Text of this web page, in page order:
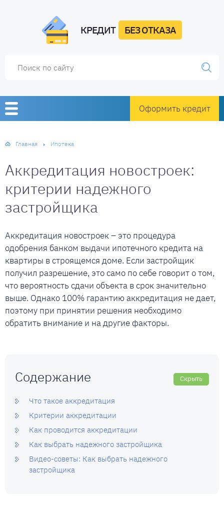
КРЕДИТ БЕЗ ОТКАЗА
Оформить кредит
Главная Ипотека
Аккредитация новостроек:
критерии надежного
застройщика
Аккредитация новостроек – это процедура
одобрения банком выдачи ипотечного кредита на
квартиры в строящемся доме. Если застройщик
получил разрешение, это само по себе говорит о том,
что вероятность сдачи объекта в срок значительно
выше. Однако 100% гарантию аккредитация не дает,
поэтому при принятии решения необходимо
обратить внимание и на другие факторы.
Содержание Скрыть
Что такое аккредитация
Критерии аккредитации
Как проводится аккредитации
Как выбрать надежного застройщика
Видео-советы: Как выбрать надежного
застройщика